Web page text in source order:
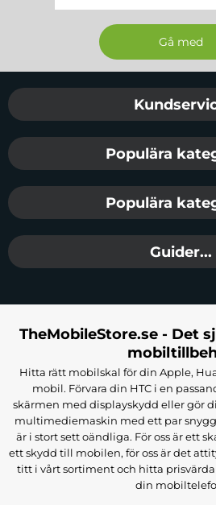
Sidfot Blandad
Populära
Populära
Guider...
TheMobileStore.se - Det
Hitta rätt mobilskal för din Apple,
mobil. Förvara din HTC i en
skärmen med displayskydd eller gör
multimediemaskin med ett par
är i stort sett oändliga. För oss är ett
ett skydd till mobilen, för oss är det
titt i vårt sortiment och hitta
din